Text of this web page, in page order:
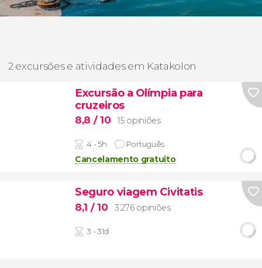
2 excursões e atividades em Katakolon
Excursão a Olímpia para
cruzeiros
8,8 / 10 15 opiniões
4 - 5h Português
Cancelamento gratuito
Seguro viagem Civitatis
8,1 / 10 3.276 opiniões
3 - 31d